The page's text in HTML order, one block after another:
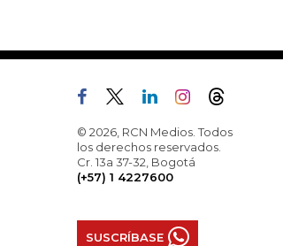
© 2026, RCN Medios. Todos
los derechos reservados.
Cr. 13a 37-32, Bogotá
(+57) 1 4227600
SUSCRÍBASE